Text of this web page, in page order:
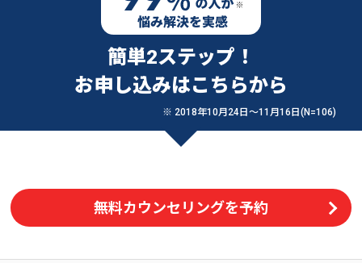
簡単2ステップ！
お申し込みはこちらから
※ 2018年10月24日〜11月16日(N=106)
無料カウンセリングを予約